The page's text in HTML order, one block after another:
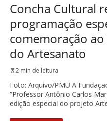
Concha Cultural
programação
comemoração
do Artesanato
2 min de leitura
Foto: Arquivo/PMU A
“Professor Antônio Carlos
edição especial do projeto